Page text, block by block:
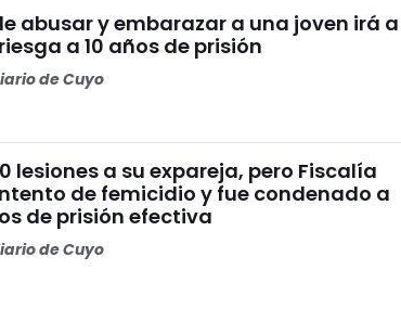
abusar y embarazar a una joven irá a
a 10 años de prisión
de Cuyo
lesiones a su expareja, pero Fiscalía
de femicidio y fue condenado a
de prisión efectiva
de Cuyo